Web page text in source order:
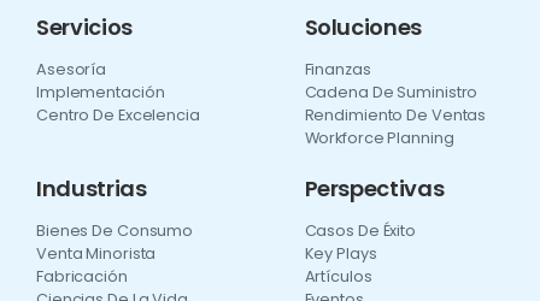
Servicios
Asesoría
Implementación
Centro De Excelencia
Soluciones
Finanzas
Cadena De Suministro
Rendimiento De Ventas
Workforce Planning
Industrias
Bienes De Consumo
Venta Minorista
Fabricación
Perspectivas
Casos De Éxito
Key Plays
Artículos